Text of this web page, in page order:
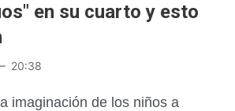
en su cuarto y esto
20:38
imaginación de los niños a